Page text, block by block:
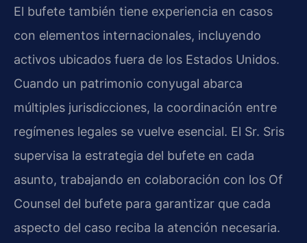
El bufete también tiene experiencia en casos
con elementos internacionales, incluyendo
activos ubicados fuera de los Estados Unidos.
Cuando un patrimonio conyugal abarca
múltiples jurisdicciones, la coordinación entre
regímenes legales se vuelve esencial. El Sr. Sris
supervisa la estrategia del bufete en cada
asunto, trabajando en colaboración con los Of
Counsel del bufete para garantizar que cada
aspecto del caso reciba la atención necesaria.